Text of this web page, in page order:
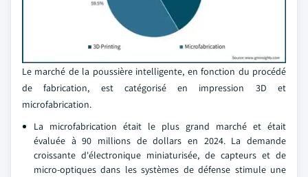
Le marché de la poussière intelligente, en fonction du procédé
de fabrication, est catégorisé en impression 3D et
microfabrication.
La microfabrication était le plus grand marché et était
évaluée à 90 millions de dollars en 2024. La demande
croissante d'électronique miniaturisée, de capteurs et de
micro-optiques dans les systèmes de défense stimule une